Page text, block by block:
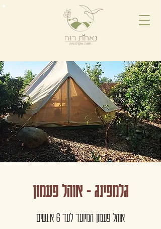
גלמפינג - אוהל פעמון
אוהל פעמון המיועד לעד 6 א.נשים